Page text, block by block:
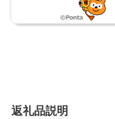
返礼品説明